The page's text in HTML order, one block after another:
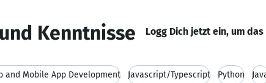
Kenntnisse Logg Dich jetzt ein, um
and Mobile App Development Javascript/Typescript Python